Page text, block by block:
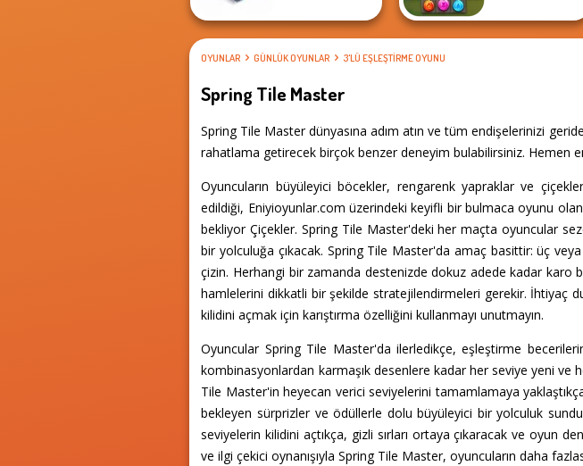
OYUNLAR GÜNLÜK OYUNLAR 3'LÜ EŞLEŞTIRME OYUNU
Spring Tile Master
Spring Tile Master dünyasına adım atın ve tüm endişelerinizi
rahatlama getirecek birçok benzer deneyim bulabilirsiniz. Hemen
Oyuncuların büyüleyici böcekler, rengarenk yapraklar ve
edildiği, Eniyioyunlar.com üzerindeki keyifli bir bulmaca oyunu
bekliyor Çiçekler. Spring Tile Master'deki her maçta oyuncular
bir yolculuğa çıkacak. Spring Tile Master'da amaç basittir: üç
çizin. Herhangi bir zamanda destenizde dokuz adede kadar karo
hamlelerini dikkatli bir şekilde stratejilendirmeleri gerekir. İhtiyaç
kilidini açmak için karıştırma özelliğini kullanmayı unutmayın.
Oyuncular Spring Tile Master'da ilerledikçe, eşleştirme
kombinasyonlardan karmaşık desenlere kadar her seviye yeni ve
Tile Master'in heyecan verici seviyelerini tamamlamaya
bekleyen sürprizler ve ödüllerle dolu büyüleyici bir yolculuk
seviyelerin kilidini açtıkça, gizli sırları ortaya çıkaracak ve oyun
ve ilgi çekici oynanışıyla Spring Tile Master, oyuncuların daha